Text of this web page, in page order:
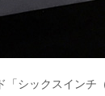
「シックスインチ